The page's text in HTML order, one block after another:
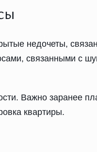
недочеты,
связанными с
Важно заранее
квартиры.